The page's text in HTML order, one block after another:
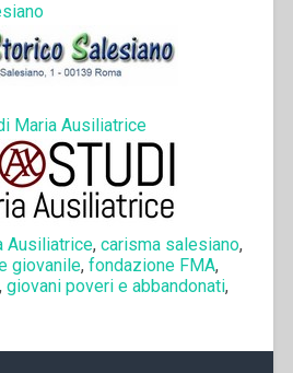
Maria Ausiliatrice
Ausiliatrice, carisma salesiano,
giovanile, fondazione FMA,
giovani poveri e abbandonati,